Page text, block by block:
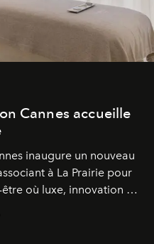
Cannes accueille
inaugure un nouveau
à La Prairie pour
où luxe, innovation et